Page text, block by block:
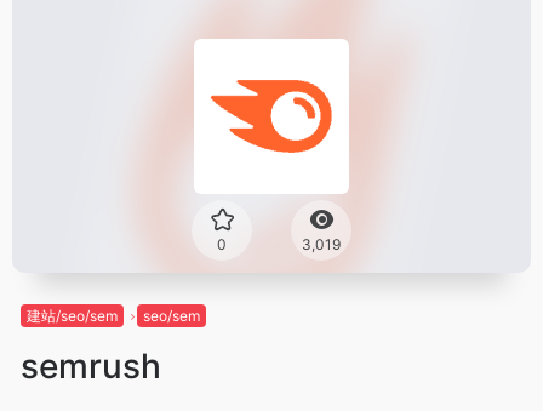
0 3,019
建站/seo/sem seo/sem
semrush